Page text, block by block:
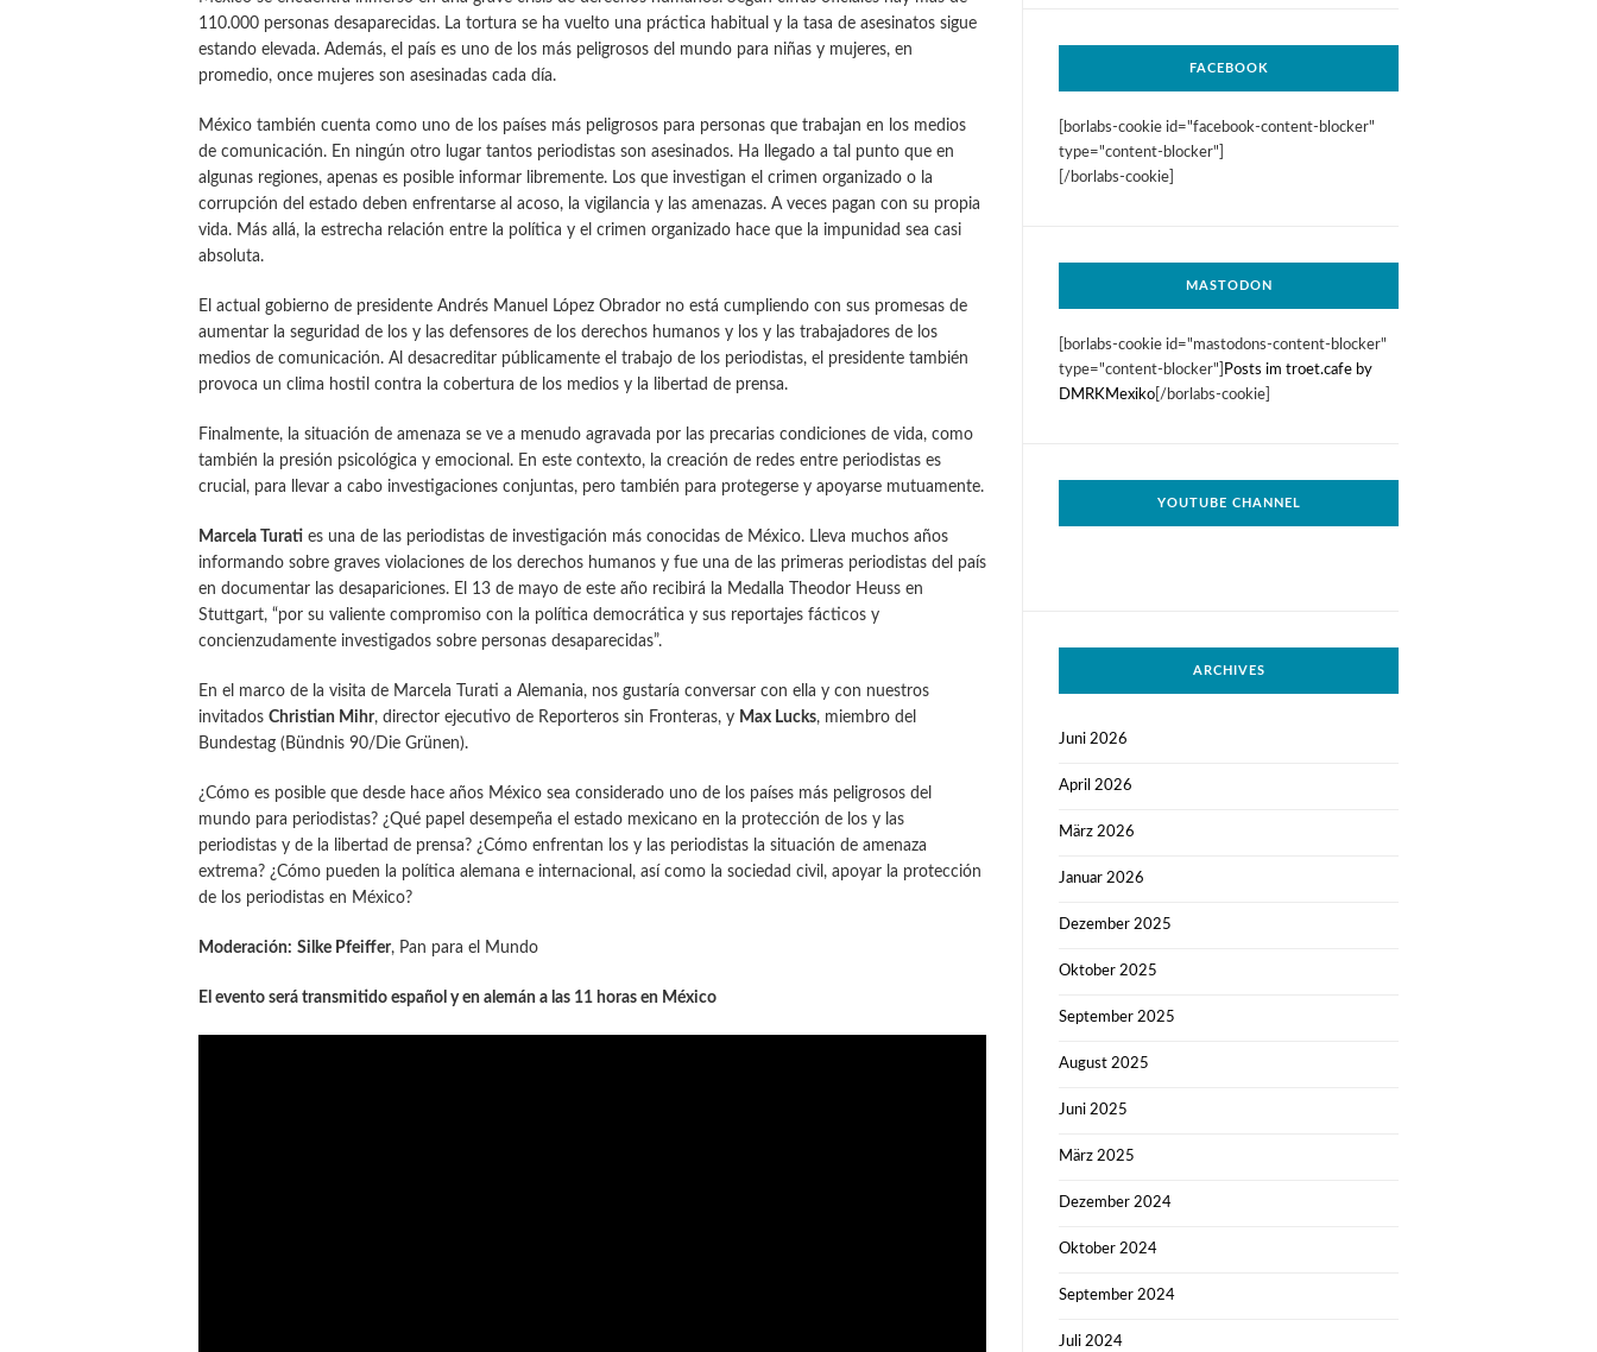
110.000 personas desaparecidas. La tortura se ha vuelto una práctica habitual y la tasa de asesinatos sigue
estando elevada. Además, el país es uno de los más peligrosos del mundo para niñas y mujeres, en
promedio, once mujeres son asesinadas cada día.
México también cuenta como uno de los países más peligrosos para personas que trabajan en los medios
de comunicación. En ningún otro lugar tantos periodistas son asesinados. Ha llegado a tal punto que en
algunas regiones, apenas es posible informar libremente. Los que investigan el crimen organizado o la
corrupción del estado deben enfrentarse al acoso, la vigilancia y las amenazas. A veces pagan con su propia
vida. Más allá, la estrecha relación entre la política y el crimen organizado hace que la impunidad sea casi
absoluta.
El actual gobierno de presidente Andrés Manuel López Obrador no está cumpliendo con sus promesas de
aumentar la seguridad de los y las defensores de los derechos humanos y los y las trabajadores de los
medios de comunicación. Al desacreditar públicamente el trabajo de los periodistas, el presidente también
provoca un clima hostil contra la cobertura de los medios y la libertad de prensa.
Finalmente, la situación de amenaza se ve a menudo agravada por las precarias condiciones de vida, como
también la presión psicológica y emocional. En este contexto, la creación de redes entre periodistas es
crucial, para llevar a cabo investigaciones conjuntas, pero también para protegerse y apoyarse mutuamente.
Marcela Turati es una de las periodistas de investigación más conocidas de México. Lleva muchos años
informando sobre graves violaciones de los derechos humanos y fue una de las primeras periodistas del país
en documentar las desapariciones. El 13 de mayo de este año recibirá la Medalla Theodor Heuss en
Stuttgart, “por su valiente compromiso con la política democrática y sus reportajes fácticos y
concienzudamente investigados sobre personas desaparecidas”.
En el marco de la visita de Marcela Turati a Alemania, nos gustaría conversar con ella y con nuestros
invitados Christian Mihr, director ejecutivo de Reporteros sin Fronteras, y Max Lucks, miembro del
Bundestag (Bündnis 90/Die Grünen).
¿Cómo es posible que desde hace años México sea considerado uno de los países más peligrosos del
mundo para periodistas? ¿Qué papel desempeña el estado mexicano en la protección de los y las
periodistas y de la libertad de prensa? ¿Cómo enfrentan los y las periodistas la situación de amenaza
extrema? ¿Cómo pueden la política alemana e internacional, así como la sociedad civil, apoyar la protección
de los periodistas en México?
Moderación: Silke Pfeiffer, Pan para el Mundo
El evento será transmitido español y en alemán a las 11 horas en México
FACEBOOK
[borlabs-cookie id="facebook-content-blocker"
type="content-blocker"]
[/borlabs-cookie]
MASTODON
[borlabs-cookie id="mastodons-content-blocker"
type="content-blocker"] Posts im troet.cafe by
DMRKMexiko [/borlabs-cookie]
YOUTUBE CHANNEL
ARCHIVES
Juni 2026
April 2026
März 2026
Januar 2026
Dezember 2025
Oktober 2025
September 2025
August 2025
Juni 2025
März 2025
Dezember 2024
Oktober 2024
September 2024
Juli 2024